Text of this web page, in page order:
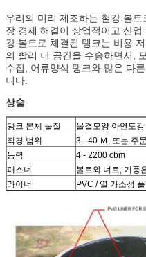
우리의 미리 제조하는 철강 볼
장 경제 해결이 상업적이고 산
강 볼트로 체결된 탱크는 비용
의 빨리 더 공간을 수송하면서,
수집, 어류양식 탱크와 많은 다
니다.
상술
탱크 본체 물질
물결모양 아연도강
직경 범위
3 - 40 Ｍ, 또는 주
능력
4 - 2200 cbm
패스너
볼트와 너트, 기둥
라이너
PVC / 열 가소성